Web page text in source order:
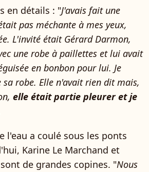
en détails : "J'avais fait une
pas méchante à mes yeux,
L'invité était Gérard Darmon,
une robe à paillettes et lui avait
en bonbon pour lui. Je
sa robe. Elle n'avait rien dit mais,
elle était partie pleurer et je
l'eau a coulé sous les ponts
Karine Le Marchand et
de grandes copines. "Nous